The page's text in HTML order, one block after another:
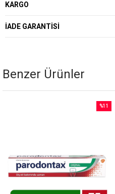
KARGO
İADE GARANTISI
Benzer Ürünler
%11